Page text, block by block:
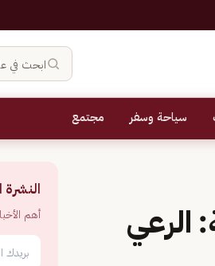
ابحث في
سياحة وسفر مجتمع
الرعي
النشرة
أهم